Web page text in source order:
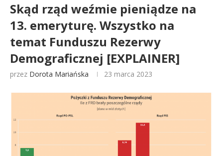
Skąd rząd weźmie pieniądze na
13. emeryturę. Wszystko na
temat Funduszu Rezerwy
Demograficznej [EXPLAINER]
przez Dorota Mariańska 23 marca 2023